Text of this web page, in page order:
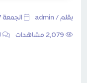
بقلم / admin الجمعة 17 صفر 1435هـ 20 ديسمبر 2013م